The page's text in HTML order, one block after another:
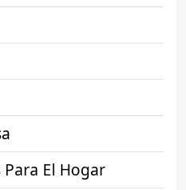
El Hogar